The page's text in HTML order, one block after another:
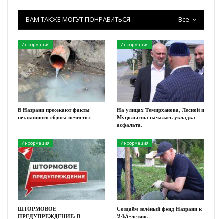
Все
ВАМ ТАКЖЕ МОГУТ ПОНРАВИТЬСЯ
Информация
В Назрани пресекают факты
незаконного сброса нечистот
Информация
На улицах Темирханова, Лесной и
Муцольгова началась укладка
асфальта.
Информация
ШТОРМОВОЕ
ПРЕДУПРЕЖДЕНИЕ: В
Информация
Создаём зелёный фонд Назрани к
245-летию.